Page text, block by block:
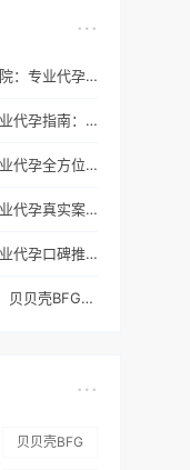
走进贝贝壳BFG医院：专业代孕的实验室环境与操作流程
贝贝壳BFG医院专业代孕指南：如何提高代孕试管的成功率？
贝贝壳BFG医院专业代孕全方位质控，科学管理生育每一步
贝贝壳BFG医院专业代孕真实案例：他们是如何在这里圆梦的
贝贝壳BFG医院专业代孕口碑推荐：听听老客户的真实评价
100个家庭的选择：贝贝壳BFG医院专业代孕成功案例分享
贝贝壳BFG